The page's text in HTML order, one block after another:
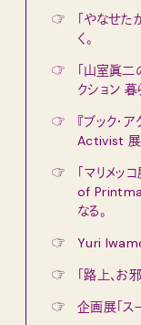
☞
「やなせ
く。
☞
「山室眞二
クション 暮
☞
『ブック・
Activist 展
☞
「マリメ
of
なる。
☞
Yuri
☞
「路上、お
☞
企画展「ス